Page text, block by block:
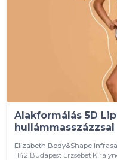
Alakformálás 5D
hullámmasszázzsal
Elizabeth Body&Shape
1142 Budapest Erzsébet